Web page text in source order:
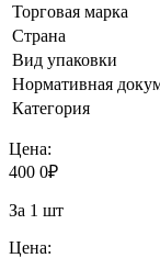
Торговая марка
Страна
Вид упаковки
Нормативная
Категория
Цена:
400 0₽
За 1 шт
Цена: